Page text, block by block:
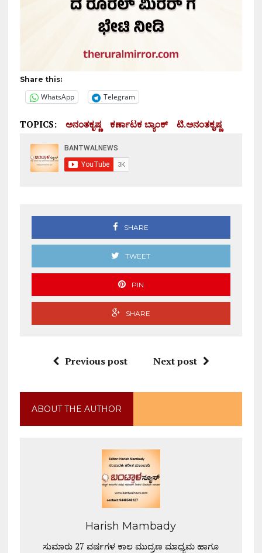
Share this:
WhatsApp Telegram
TOPICS: ಅನಂತಕೃಷ್ಣ ಕರ್ಣಾಟಕ ಬ್ಯಾಂಕ್ ಟಿ.ಅನಂತಕೃಷ್ಣ
SHARE
TWEET
PIN
SHARE
Previous post Next post
ABOUT THE AUTHOR
Harish Mambady
ಸುಮಾರು 27 ವರ್ಷಗಳ ಕಾಲ ಮುದ್ರಣ ಮಾಧ್ಯಮ ಹಾಗೂ